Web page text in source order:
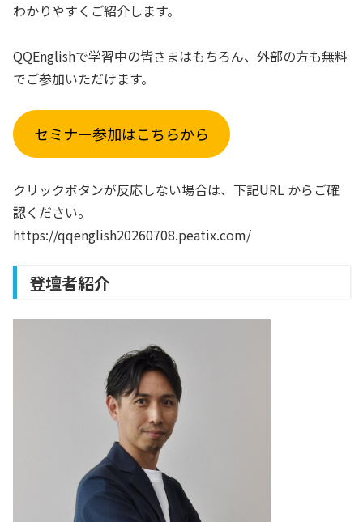
わかりやすくご紹介します。
QQEnglishで学習中の皆さまはもちろん、外部の方も無料
でご参加いただけます。
セミナー参加はこちらから
クリックボタンが反応しない場合は、下記URL からご確
認ください。
https://qqenglish20260708.peatix.com/
登壇者紹介